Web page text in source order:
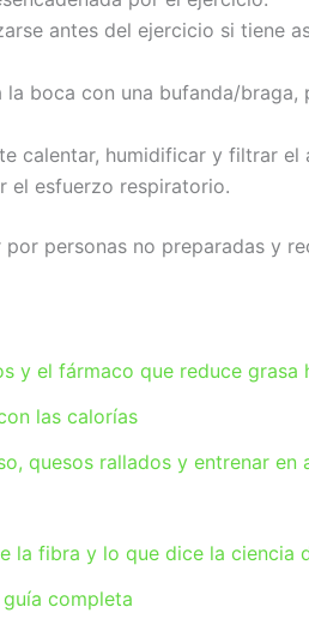
antes del ejercicio si tiene
boca con una bufanda/
calentar, humidificar y filtrar
el esfuerzo respiratorio.
personas no preparadas y
y el fármaco que reduce
las calorías
quesos rallados y entrenar en
la fibra y lo que dice la ciencia
completa